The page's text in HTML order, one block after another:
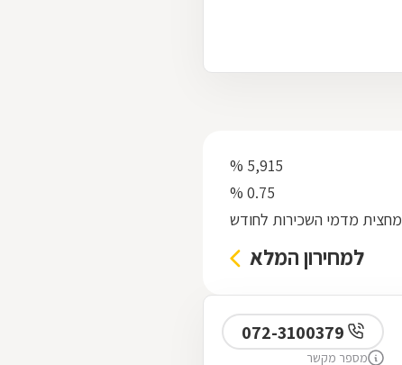
5,915 %
0.75 %
מחצית מדמי השכירות לחודש
למחירון המלא
מספר מקשר